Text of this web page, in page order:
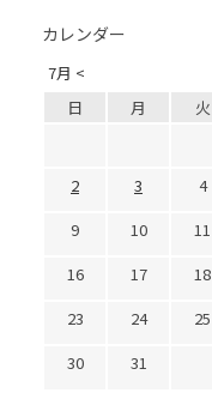
カレンダー
7月 <
日 月 火
2
3 4
9
10 11
16
17 18
23
24 25
30
31